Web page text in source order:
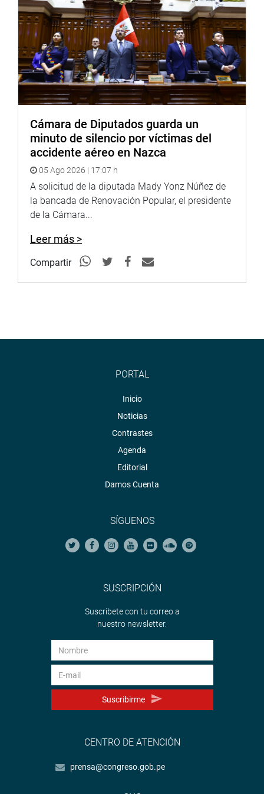
época, quienes contaron sus anécdotas, vivencias y
hechos curiosos acontecidos, que fueron recordados por
Luis Ángel Pinasco, Jesús Arias, Julio Meléndez, entre
otros.(Jarvi)
PRENSA-CONGRESO
Puede encontrar más información en nuestra página web
y redes sociales.
http://www.congreso.gob.pe/
Facebook:
https://www.facebook.com/congresodelarepublicadelperu?
fref=ts
Twitter:https://twitter.com/congresoperu
Youtube:http://www.youtube.com/congresoperu
Cámara de Diputados guarda un
minuto de silencio por víctimas del
accidente aéreo en Nazca
05 Ago 2026 | 17:07 h
A solicitud de la diputada Mady Yonz Núñez de
la bancada de Renovación Popular, el presidente
de la Cámara...
Leer más >
Compartir
PORTAL
Inicio
Noticias
Contrastes
Agenda
Editorial
Damos Cuenta
SÍGUENOS
SUSCRIPCIÓN
Suscríbete con tu correo a
nuestro newsletter.
Suscribirme
CENTRO DE ATENCIÓN
prensa@congreso.gob.pe